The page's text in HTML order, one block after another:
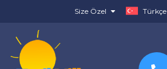
Size Özel Türkçe